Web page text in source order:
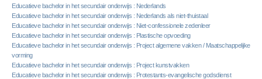
Educatieve bachelor in het secundair onderwijs : Nederlands
Educatieve bachelor in het secundair onderwijs : Nederlands als niet-thuistaal
Educatieve bachelor in het secundair onderwijs : Niet-confessionele zedenleer
Educatieve bachelor in het secundair onderwijs : Plastische opvoeding
Educatieve bachelor in het secundair onderwijs : Project algemene vakken / Maatschappelijke
vorming
Educatieve bachelor in het secundair onderwijs : Project kunstvakken
Educatieve bachelor in het secundair onderwijs : Protestants-evangelische godsdienst